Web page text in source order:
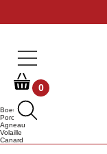
0
Boeuf
Porc
Agneau
Volaille
Canard